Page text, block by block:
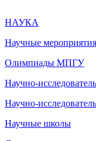
НАУКА
Научные мероприятия
Олимпиады МПГУ
Научно-
Научно-
Научные школы